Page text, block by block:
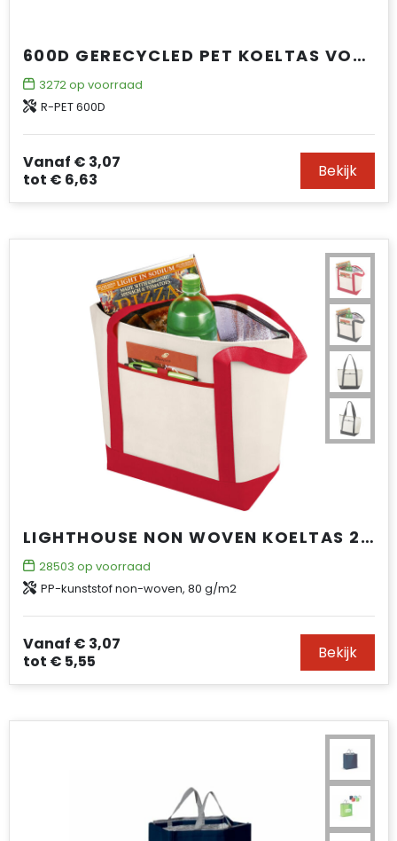
600D GERECYCLED PET KOELTAS VOOR 6 BLIKJES 25 X 14.5 X 15.5 CM 5 L
3272op voorraad
R-PET 600D
Vanaf € 3,07
tot € 6,63 Bekijk
LIGHTHOUSE NON WOVEN KOELTAS 21L
28503 op voorraad
PP-kunststof non-woven, 80 g/m2
Vanaf € 3,07
tot € 5,55 Bekijk